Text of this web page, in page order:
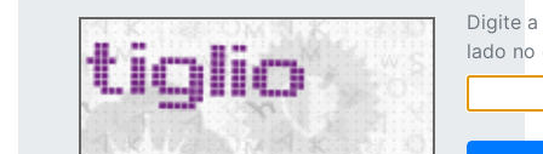
Digite
lado no